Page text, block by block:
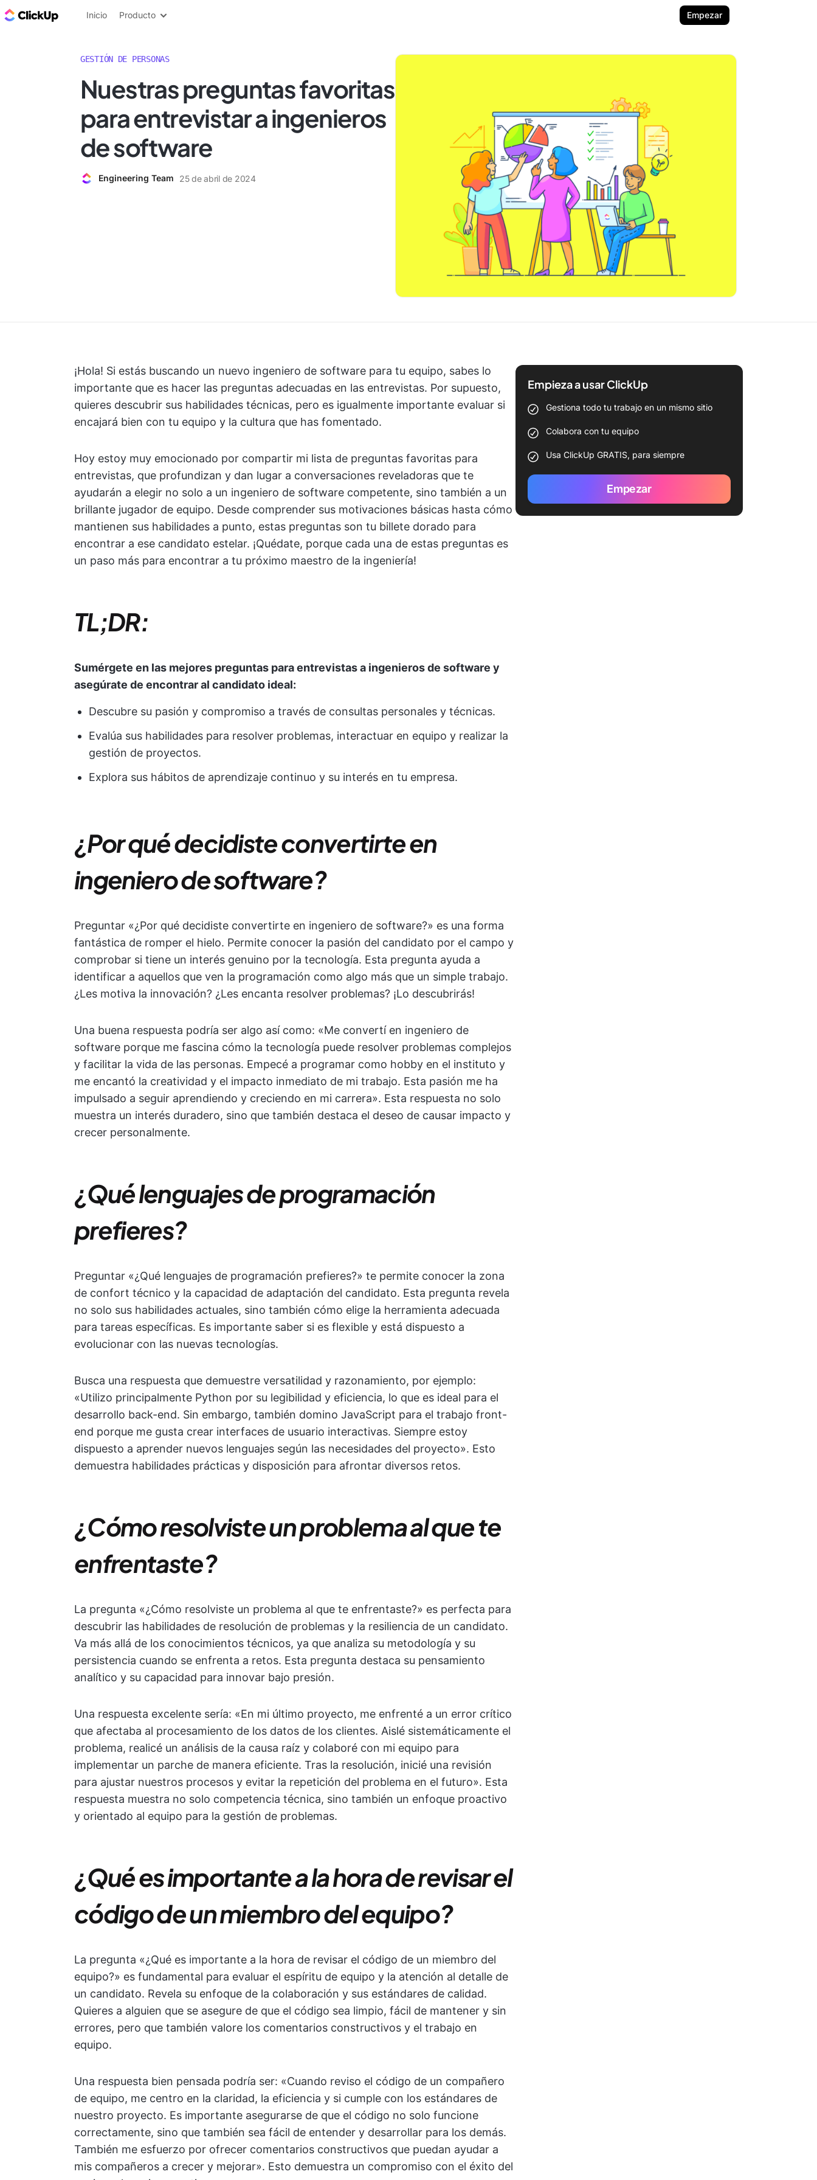
ClickUp Blog
Inicio Producto Empezar
GESTIÓN DE PERSONAS
Nuestras preguntas favoritas
para entrevistar a ingenieros
de software
Engineering Team 25 de abril de 2024
¡Hola! Si estás buscando un nuevo ingeniero de software para tu equipo, sabes lo
importante que es hacer las preguntas adecuadas en las entrevistas. Por supuesto,
quieres descubrir sus habilidades técnicas, pero es igualmente importante evaluar si
encajará bien con tu equipo y la cultura que has fomentado.
Hoy estoy muy emocionado por compartir mi lista de preguntas favoritas para
entrevistas, que profundizan y dan lugar a conversaciones reveladoras que te
ayudarán a elegir no solo a un ingeniero de software competente, sino también a un
brillante jugador de equipo. Desde comprender sus motivaciones básicas hasta cómo
mantienen sus habilidades a punto, estas preguntas son tu billete dorado para
encontrar a ese candidato estelar. ¡Quédate, porque cada una de estas preguntas es
un paso más para encontrar a tu próximo maestro de la ingeniería!
TL;DR:
Sumérgete en las mejores preguntas para entrevistas a ingenieros de software y
asegúrate de encontrar al candidato ideal:
Descubre su pasión y compromiso a través de consultas personales y técnicas.
Evalúa sus habilidades para resolver problemas, interactuar en equipo y realizar la
gestión de proyectos.
Explora sus hábitos de aprendizaje continuo y su interés en tu empresa.
¿Por qué decidiste convertirte en
ingeniero de software?
Preguntar «¿Por qué decidiste convertirte en ingeniero de software?» es una forma
fantástica de romper el hielo. Permite conocer la pasión del candidato por el campo y
comprobar si tiene un interés genuino por la tecnología. Esta pregunta ayuda a
identificar a aquellos que ven la programación como algo más que un simple trabajo.
¿Les motiva la innovación? ¿Les encanta resolver problemas? ¡Lo descubrirás!
Una buena respuesta podría ser algo así como: «Me convertí en ingeniero de
software porque me fascina cómo la tecnología puede resolver problemas complejos
y facilitar la vida de las personas. Empecé a programar como hobby en el instituto y
me encantó la creatividad y el impacto inmediato de mi trabajo. Esta pasión me ha
impulsado a seguir aprendiendo y creciendo en mi carrera». Esta respuesta no solo
muestra un interés duradero, sino que también destaca el deseo de causar impacto y
crecer personalmente.
¿Qué lenguajes de programación
prefieres?
Preguntar «¿Qué lenguajes de programación prefieres?» te permite conocer la zona
de confort técnico y la capacidad de adaptación del candidato. Esta pregunta revela
no solo sus habilidades actuales, sino también cómo elige la herramienta adecuada
para tareas específicas. Es importante saber si es flexible y está dispuesto a
evolucionar con las nuevas tecnologías.
Busca una respuesta que demuestre versatilidad y razonamiento, por ejemplo:
«Utilizo principalmente Python por su legibilidad y eficiencia, lo que es ideal para el
desarrollo back-end. Sin embargo, también domino JavaScript para el trabajo front-
end porque me gusta crear interfaces de usuario interactivas. Siempre estoy
dispuesto a aprender nuevos lenguajes según las necesidades del proyecto». Esto
demuestra habilidades prácticas y disposición para afrontar diversos retos.
¿Cómo resolviste un problema al que te
enfrentaste?
La pregunta «¿Cómo resolviste un problema al que te enfrentaste?» es perfecta para
descubrir las habilidades de resolución de problemas y la resiliencia de un candidato.
Va más allá de los conocimientos técnicos, ya que analiza su metodología y su
persistencia cuando se enfrenta a retos. Esta pregunta destaca su pensamiento
analítico y su capacidad para innovar bajo presión.
Una respuesta excelente sería: «En mi último proyecto, me enfrenté a un error crítico
que afectaba al procesamiento de los datos de los clientes. Aislé sistemáticamente el
problema, realicé un análisis de la causa raíz y colaboré con mi equipo para
implementar un parche de manera eficiente. Tras la resolución, inicié una revisión
para ajustar nuestros procesos y evitar la repetición del problema en el futuro». Esta
respuesta muestra no solo competencia técnica, sino también un enfoque proactivo
y orientado al equipo para la gestión de problemas.
¿Qué es importante a la hora de revisar el
código de un miembro del equipo?
La pregunta «¿Qué es importante a la hora de revisar el código de un miembro del
equipo?» es fundamental para evaluar el espíritu de equipo y la atención al detalle de
un candidato. Revela su enfoque de la colaboración y sus estándares de calidad.
Quieres a alguien que se asegure de que el código sea limpio, fácil de mantener y sin
errores, pero que también valore los comentarios constructivos y el trabajo en
equipo.
Una respuesta bien pensada podría ser: «Cuando reviso el código de un compañero
de equipo, me centro en la claridad, la eficiencia y si cumple con los estándares de
nuestro proyecto. Es importante asegurarse de que el código no solo funcione
correctamente, sino que también sea fácil de entender y desarrollar para los demás.
También me esfuerzo por ofrecer comentarios constructivos que puedan ayudar a
mis compañeros a crecer y mejorar». Esto demuestra un compromiso con el éxito del
Empieza a usar ClickUp
Gestiona todo tu trabajo en un mismo sitio
Colabora con tu equipo
Usa ClickUp GRATIS, para siempre
Empezar